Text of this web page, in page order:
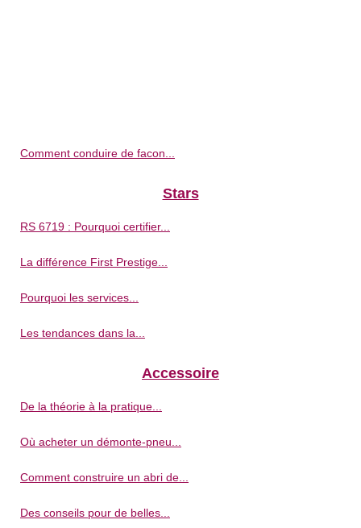
Comment conduire de facon...
Stars
RS 6719 : Pourquoi certifier...
La différence First Prestige...
Pourquoi les services...
Les tendances dans la...
Accessoire
De la théorie à la pratique...
Où acheter un démonte-pneu...
Comment construire un abri de...
Des conseils pour de belles...